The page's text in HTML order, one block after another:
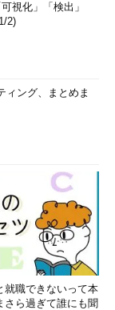
視化」「検出」
2)
ィング、まとめま
就職できないって本
ら過ぎて誰にも聞